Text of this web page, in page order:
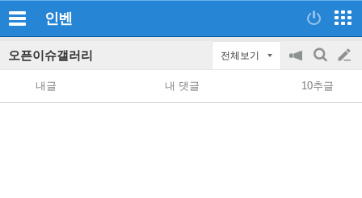
인벤
오픈이슈갤러리 전체보기
공
지
on/off
검
색
글
쓰
내글 내 댓글 10추글